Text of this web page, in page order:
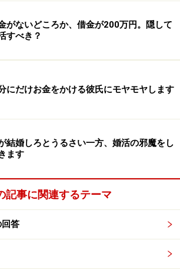
女性からは「それだけ好意があるとい
じゃない。ほめて、手のひらで転がし
されました。でも、すごいと思って
のは、おかしな気がします。
の自慢話についてどうお考えですか。
ときの、上手な対処法があれば、ぜ
いです。
自慢話は自分に自信がないか
がないどころか、借金が200万円。隠して
すべき？
にだけお金をかける彼氏にモヤモヤします
結婚しろとうるさい一方、婚活の邪魔をし
ます
記事に関連するテーマ
答